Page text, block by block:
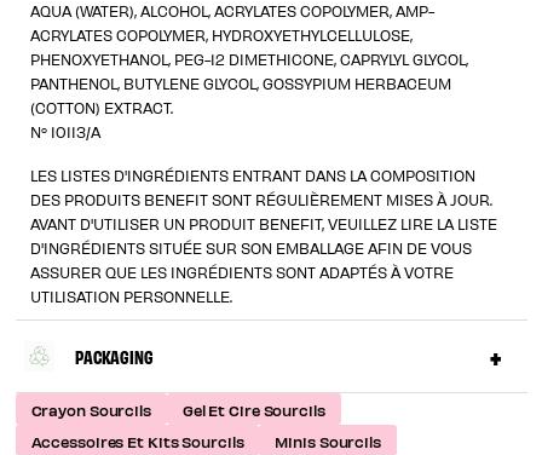
AQUA (WATER), ALCOHOL, ACRYLATES COPOLYMER, AMP-
ACRYLATES COPOLYMER, HYDROXYETHYLCELLULOSE,
PHENOXYETHANOL, PEG-12 DIMETHICONE, CAPRYLYL GLYCOL,
PANTHENOL, BUTYLENE GLYCOL, GOSSYPIUM HERBACEUM
(COTTON) EXTRACT.
N° 10113/A
LES LISTES D'INGRÉDIENTS ENTRANT DANS LA COMPOSITION
DES PRODUITS BENEFIT SONT RÉGULIÈREMENT MISES À JOUR.
AVANT D'UTILISER UN PRODUIT BENEFIT, VEUILLEZ LIRE LA LISTE
D'INGRÉDIENTS SITUÉE SUR SON EMBALLAGE AFIN DE VOUS
ASSURER QUE LES INGRÉDIENTS SONT ADAPTÉS À VOTRE
UTILISATION PERSONNELLE.
PACKAGING
Crayon Sourcils
Gel Et Cire Sourcils
Accessoires Et Kits Sourcils
Minis Sourcils